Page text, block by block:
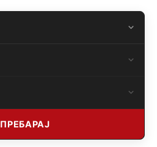
ПРЕБАРАЈ